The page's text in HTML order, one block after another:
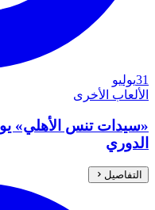
31يوليو
الألعاب الأخرى
«سيدات تنس الأهلي»
الدوري
التفاصيل